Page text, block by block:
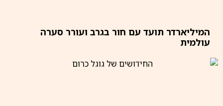
המיליארדר תועד עם חור בגרב ועורר סערה
עולמית